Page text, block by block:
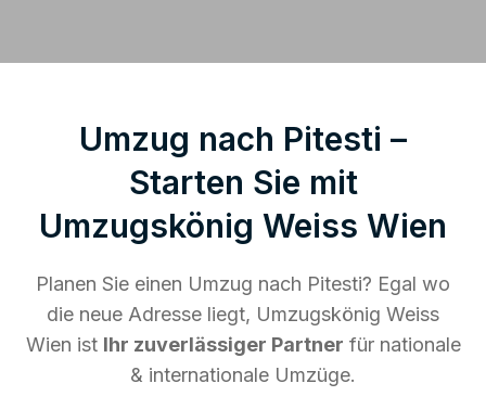
Umzug nach Pitesti –
Starten Sie mit
Umzugskönig Weiss Wien
Planen Sie einen Umzug nach Pitesti? Egal wo
die neue Adresse liegt, Umzugskönig Weiss
Wien ist Ihr zuverlässiger Partner für nationale
& internationale Umzüge.